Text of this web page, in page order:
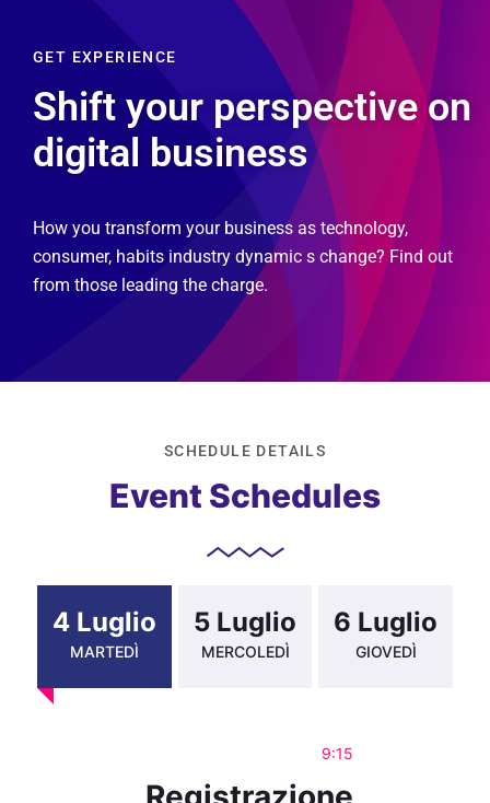
GET EXPERIENCE
Shift your perspective on
digital business
How you transform your business as technology,
consumer, habits industry dynamic s change? Find out
from those leading the charge.
SCHEDULE DETAILS
Event Schedules
4 Luglio
MARTEDÌ
5 Luglio
MERCOLEDÌ
6 Luglio
GIOVEDÌ
9:15